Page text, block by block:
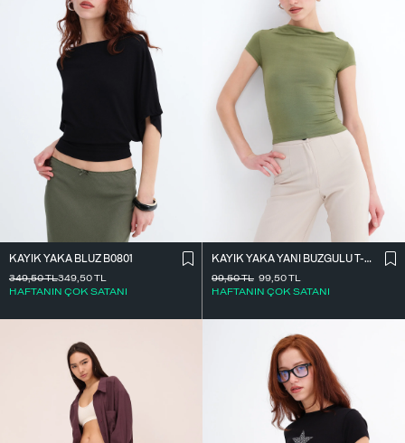
KAYIK YAKA BLUZ B0801
349,50TL
HAFTANIN ÇOK SATANI
349,50TL
KAYIK YAKA YANI BÜZGÜLÜ T-SHIRT P0653
99,50TL
HAFTANIN ÇOK SATANI
99,50TL